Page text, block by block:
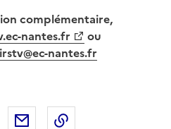
complémentaire,
nantes.fr
ou
nantes.fr
sur X
Partager sur LinkedIn
Partager par email